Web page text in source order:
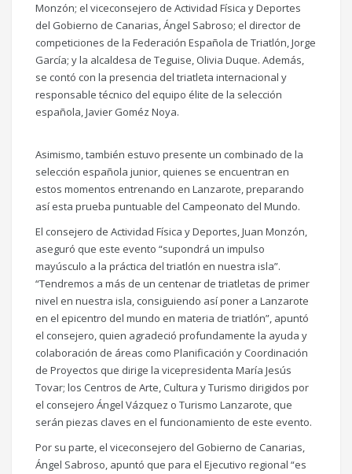
Monzón; el viceconsejero de Actividad Física y Deportes
del Gobierno de Canarias, Ángel Sabroso; el director de
competiciones de la Federación Española de Triatlón, Jorge
García; y la alcaldesa de Teguise, Olivia Duque. Además,
se contó con la presencia del triatleta internacional y
responsable técnico del equipo élite de la selección
española, Javier Goméz Noya.
Asimismo, también estuvo presente un combinado de la
selección española junior, quienes se encuentran en
estos momentos entrenando en Lanzarote, preparando
así esta prueba puntuable del Campeonato del Mundo.
El consejero de Actividad Física y Deportes, Juan Monzón,
aseguró que este evento “supondrá un impulso
mayúsculo a la práctica del triatlón en nuestra isla”.
“Tendremos a más de un centenar de triatletas de primer
nivel en nuestra isla, consiguiendo así poner a Lanzarote
en el epicentro del mundo en materia de triatlón”, apuntó
el consejero, quien agradeció profundamente la ayuda y
colaboración de áreas como Planificación y Coordinación
de Proyectos que dirige la vicepresidenta María Jesús
Tovar; los Centros de Arte, Cultura y Turismo dirigidos por
el consejero Ángel Vázquez o Turismo Lanzarote, que
serán piezas claves en el funcionamiento de este evento.
Por su parte, el viceconsejero del Gobierno de Canarias,
Ángel Sabroso, apuntó que para el Ejecutivo regional “es